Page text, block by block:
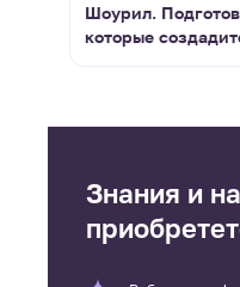
Шоурил.
которые
Знания и